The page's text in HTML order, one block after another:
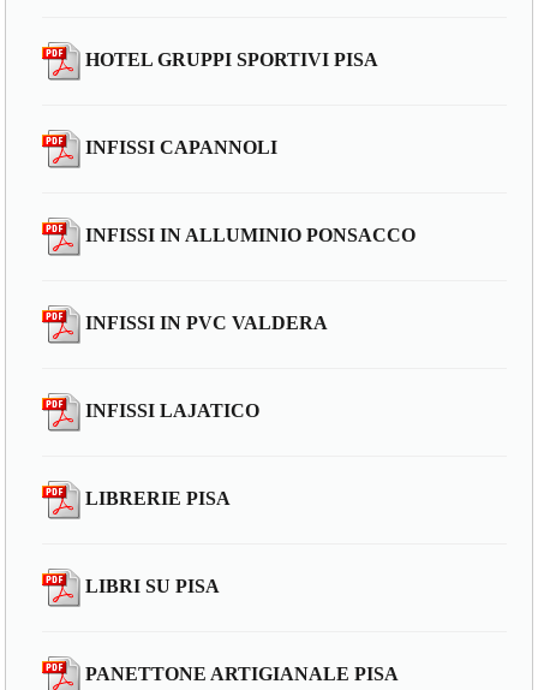
HOTEL GRUPPI SPORTIVI PISA
INFISSI CAPANNOLI
INFISSI IN ALLUMINIO PONSACCO
INFISSI IN PVC VALDERA
INFISSI LAJATICO
LIBRERIE PISA
LIBRI SU PISA
PANETTONE ARTIGIANALE PISA